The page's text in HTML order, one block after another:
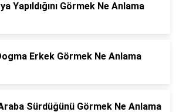
Yapıldığını Görmek Ne Anlama
Erkek Görmek Ne Anlama
Sürdüğünü Görmek Ne Anlama